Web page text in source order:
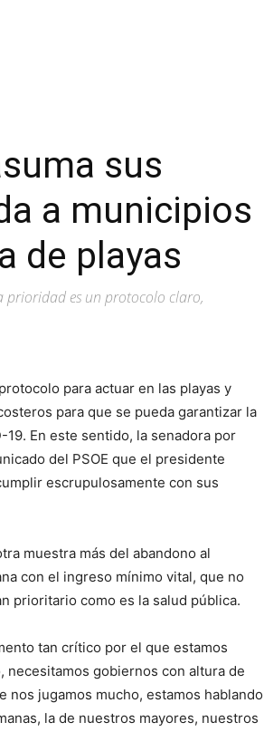
sus
a municipios
de playas
prioridad es un protocolo claro,
para actuar en las playas y
para que se pueda garantizar la
19. En este sentido, la senadora por
del PSOE que el presidente
escrupulosamente con sus
muestra más del abandono al
con el ingreso mínimo vital, que no
prioritario como es la salud pública.
tan crítico por el que estamos
necesitamos gobiernos con altura de
nos jugamos mucho, estamos hablando
la de nuestros mayores, nuestros